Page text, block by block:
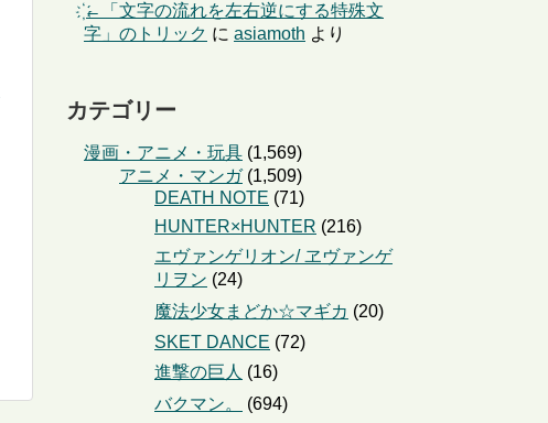
҉←「文字の流れを左右逆にする特殊文
字」のトリック に asiamoth より
カテゴリー
漫画・アニメ・玩具 (1,569)
アニメ・マンガ(1,509)
DEATH NOTE (71)
HUNTER×HUNTER (216)
エヴァンゲリオン/ ヱヴァンゲ
リヲン (24)
魔法少女まどか☆マギカ (20)
SKET DANCE (72)
進撃の巨人 (16)
バクマン。
(694)